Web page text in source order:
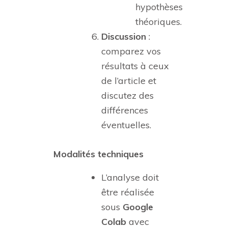
hypothèses
théoriques.
Discussion :
comparez vos
résultats à ceux
de l’article et
discutez des
différences
éventuelles.
Modalités techniques
L’analyse doit
être réalisée
sous Google
Colab avec